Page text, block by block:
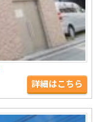
詳細はこちら